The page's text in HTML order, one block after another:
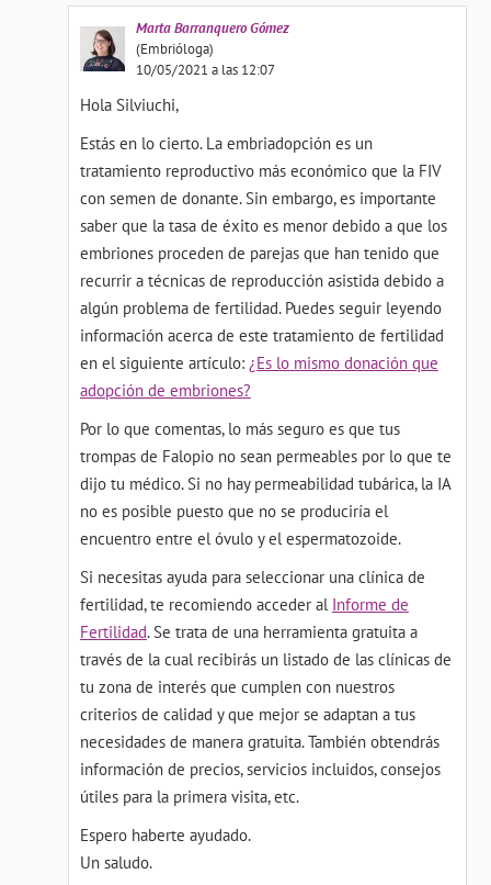
MartaBarranquero Gómez
(Embrióloga)
10/05/2021 a las 12:07
Hola Silviuchi,
Estás en lo cierto. La embriadopción es un
tratamiento reproductivo más económico que la FIV
con semen de donante. Sin embargo, es importante
saber que la tasa de éxito es menor debido a que los
embriones proceden de parejas que han tenido que
recurrir a técnicas de reproducción asistida debido a
algún problema de fertilidad. Puedes seguir leyendo
información acerca de este tratamiento de fertilidad
en el siguiente artículo: ¿Es lo mismo donación que
adopción de embriones?
Por lo que comentas, lo más seguro es que tus
trompas de Falopio no sean permeables por lo que te
dijo tu médico. Si no hay permeabilidad tubárica, la IA
no es posible puesto que no se produciría el
encuentro entre el óvulo y el espermatozoide.
Si necesitas ayuda para seleccionar una clínica de
fertilidad, te recomiendo acceder al Informe de
Fertilidad. Se trata de una herramienta gratuita a
través de la cual recibirás un listado de las clínicas de
tu zona de interés que cumplen con nuestros
criterios de calidad y que mejor se adaptan a tus
necesidades de manera gratuita. También obtendrás
información de precios, servicios incluidos, consejos
útiles para la primera visita, etc.
Espero haberte ayudado.
Un saludo.